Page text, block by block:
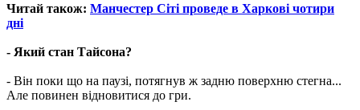
Читай також: Манчестер Сіті проведе в Харкові чотири
дні
- Який стан Тайсона?
- Він поки що на паузі, потягнув ж задню поверхню стегна...
Але повинен відновитися до гри.